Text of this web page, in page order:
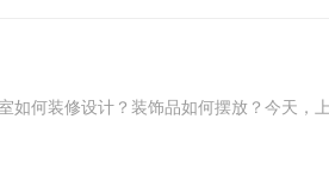
如何装修设计？装饰品如何摆放？今天，